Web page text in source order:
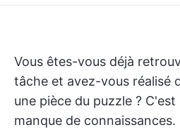
Vous êtes-vous déjà
tâche et avez-vous réalisé
une pièce du puzzle ?
manque de connaissances.